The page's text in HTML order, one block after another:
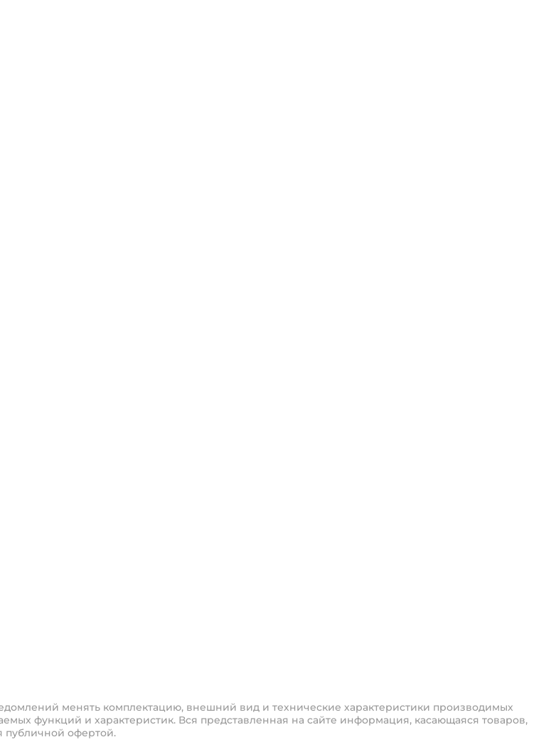
менять комплектацию, внешний вид и технические характеристики производимых
функций и характеристик. Вся представленная на сайте информация, касающаяся товаров,
публичной офертой.